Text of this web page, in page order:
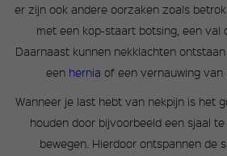
er zijn ook andere oorzaken zoals
met een kop-staart botsing, een val
Daarnaast kunnen nekklachten
een hernia of een vernauwing van
Wanneer je last hebt van nekpijn is het
houden door bijvoorbeeld een sjaal
bewegen. Hierdoor ontspannen de